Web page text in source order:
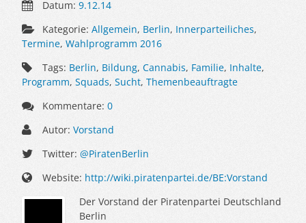
Datum:9.12.14
Kategorie:Allgemein, Berlin, Innerparteiliches,
Termine, Wahlprogramm 2016
Tags: Berlin, Bildung,Cannabis, Familie, Inhalte,
Programm, Squads, Sucht, Themenbeauftragte
Kommentare:0
Autor:Vorstand
Twitter:@PiratenBerlin
Website: http://wiki.piratenpartei.de/BE:Vorstand
Der Vorstand der Piratenpartei Deutschland
Berlin